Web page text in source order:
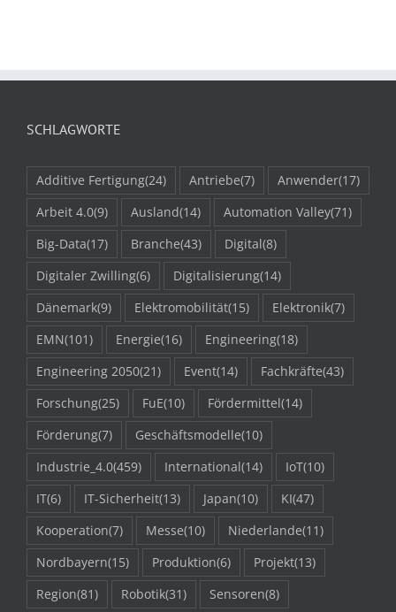
SCHLAGWORTE
Additive Fertigung(24) Antriebe(7) Anwender(17)
Arbeit 4.0(9) Ausland(14) Automation Valley(71)
Big-Data(17) Branche(43) Digital(8)
Digitaler Zwilling(6) Digitalisierung(14)
Dänemark(9) Elektromobilität(15) Elektronik(7)
EMN(101) Energie(16) Engineering(18)
Engineering 2050(21) Event(14) Fachkräfte(43)
Forschung(25) FuE(10) Fördermittel(14)
Förderung(7) Geschäftsmodelle(10)
Industrie_4.0(459) International(14) IoT(10)
IT(6) IT-Sicherheit(13) Japan(10) KI(47)
Kooperation(7) Messe(10) Niederlande(11)
Nordbayern(15) Produktion(6) Projekt(13)
Region(81) Robotik(31) Sensoren(8)